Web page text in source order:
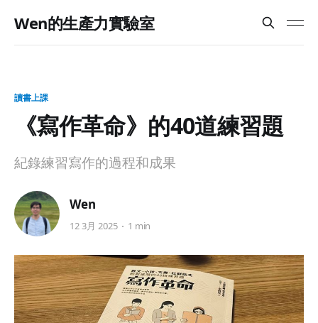
Wen的生產力實驗室
讀書上課
《寫作革命》的40道練習題
紀錄練習寫作的過程和成果
Wen
12 3月 2025 1 min